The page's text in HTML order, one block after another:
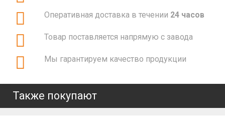
Оперативная доставка в течении 24 часов
Товар поставляется напрямую с завода
Мы гарантируем качество продукции
Также покупают